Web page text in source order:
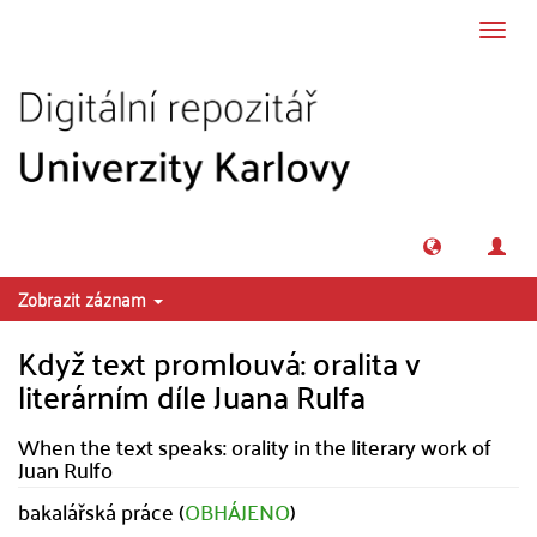
Zobrazit záznam
Když text promlouvá: oralita v
literárním díle Juana Rulfa
When the text speaks: orality in the literary work of
Juan Rulfo
bakalářská práce (OBHÁJENO)